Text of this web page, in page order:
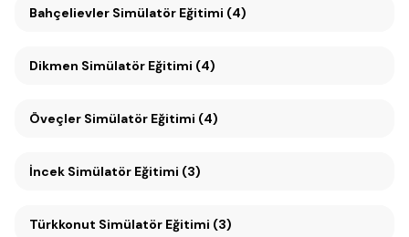
Bahçelievler Simülatör Eğitimi (4)
Dikmen Simülatör Eğitimi (4)
Öveçler Simülatör Eğitimi (4)
İncek Simülatör Eğitimi (3)
Türkkonut Simülatör Eğitimi (3)